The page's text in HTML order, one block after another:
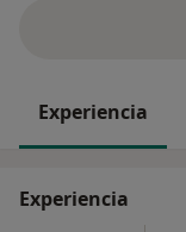
Experiencia
Experiencia